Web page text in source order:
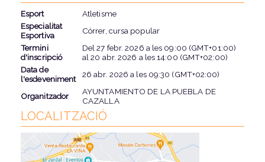
Esport
Atletisme
Especialitat
Esportiva
Córrer, cursa popular
Termini
d'inscripció
Del27 febr. 2026 a les 09:00 (GMT+01:00)
al20 abr. 2026 a les14:00 (GMT+02:00)
Data de
l'esdeveniment
26 abr. 2026 a les 09:30 (GMT+02:00)
Organitzador
AYUNTAMIENTO DE LA PUEBLA DE
CAZALLA
LOCALITZACIÓ